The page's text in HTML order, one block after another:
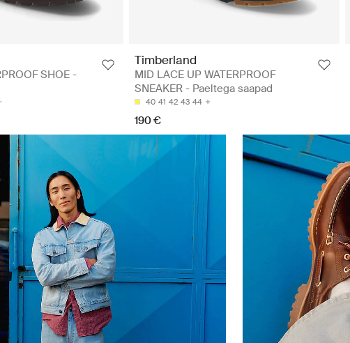
SHOE -
Timberland
MID LACE UP WATERPROOF
SNEAKER - Paeltega saapad
40 41 42 43 44
190 €